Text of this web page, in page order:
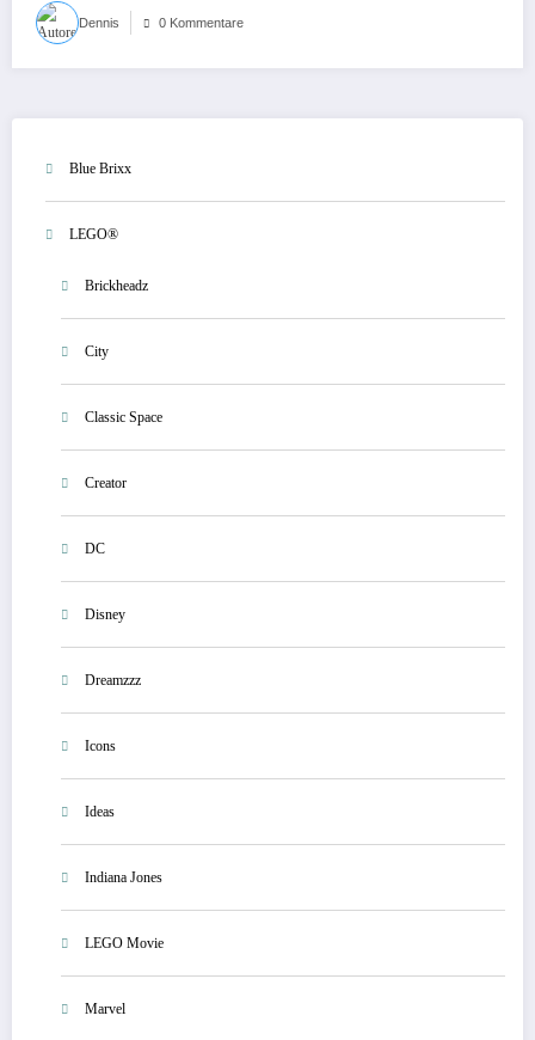
Dennis 0 Kommentare
Blue Brixx
LEGO®
Brickheadz
City
Classic Space
Creator
DC
Disney
Dreamzzz
Icons
Ideas
Indiana Jones
LEGO Movie
Marvel